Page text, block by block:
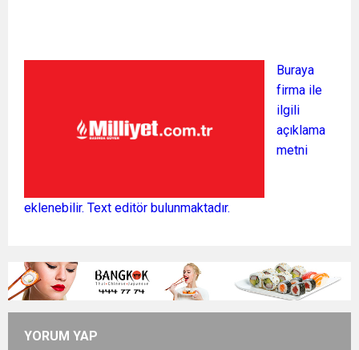
Buraya
firma ile
ilgili
açıklama
metni
eklenebilir. Text editör bulunmaktadır.
YORUM YAP